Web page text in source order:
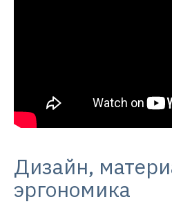
Дизайн,
эргономика